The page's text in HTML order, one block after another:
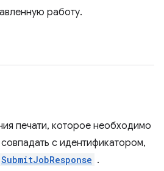
работу.
печати, которое необходимо
с идентификатором,
SubmitJobResponse .